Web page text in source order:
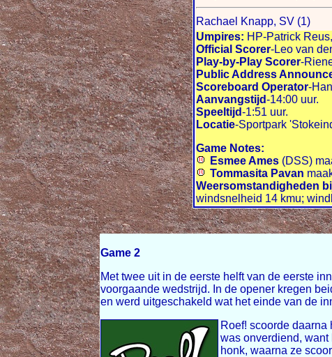
Rachael Knapp, SV (1)
Umpires: HP-Patrick
Official Scorer-Leo van
Play-by-Play Scorer-
Public Address
Scoreboard Operator-
Aanvangstijd-14:00 uur.
Speeltijd-1:51 uur.
Locatie-Sportpark
Game Notes:
Esmee Ames(DSS)
Tommasita Pavan
Weersomstandigheden
windsnelheid 14 kmu;
Game 2
Met twee uit in de eerste helft van de eerste
voorgaande wedstrijd. In de opener kregen
en werd uitgeschakeld wat het einde van de
Roef! scoorde daarna
was onverdiend, want
honk, waarna ze